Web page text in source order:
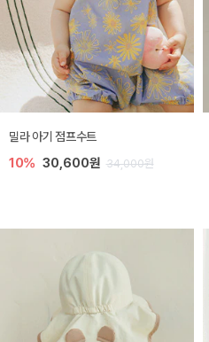
밀라 아기 점프수트
10% 30,600원 34,000원